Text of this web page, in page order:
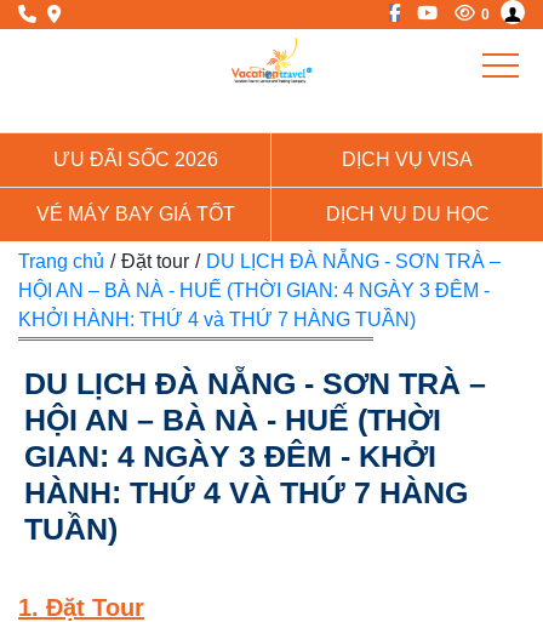
0
ƯU ĐÃI SỐC 2026 DỊCH VỤ VISA
VÉ MÁY BAY GIÁ TỐT DỊCH VỤ DU HỌC
Trang chủ / Đặt tour / DU LỊCH ĐÀ NẴNG - SƠN TRÀ –
HỘI AN – BÀ NÀ - HUẾ (THỜI GIAN: 4 NGÀY 3 ĐÊM -
KHỞI HÀNH: THỨ 4 và THỨ 7 HÀNG TUẦN)
DU LỊCH ĐÀ NẴNG - SƠN TRÀ –
HỘI AN – BÀ NÀ - HUẾ (THỜI
GIAN: 4 NGÀY 3 ĐÊM - KHỞI
HÀNH: THỨ 4 VÀ THỨ 7 HÀNG
TUẦN)
1. Đặt Tour